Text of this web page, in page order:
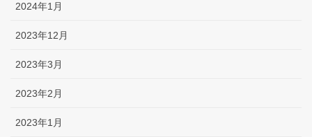
2024年1月
2023年12月
2023年3月
2023年2月
2023年1月